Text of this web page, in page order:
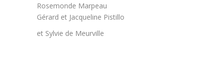
Rosemonde Marpeau
Gérard et Jacqueline Pistillo
et Sylvie de Meurville